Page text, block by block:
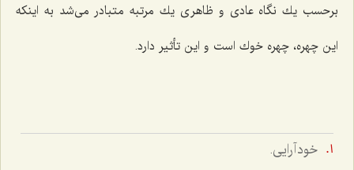
برحسب یك نگاه عادی و ظاهری یك مرتبه متبادر می‌شد به اینكه
این چهره، چهره خوك است و این تأثیر دارد.
خودآرايى.